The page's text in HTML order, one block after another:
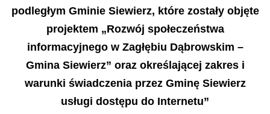
podległym Gminie Siewierz, które zostały objęte
projektem „Rozwój społeczeństwa
informacyjnego w Zagłębiu Dąbrowskim –
Gmina Siewierz” oraz określającej zakres i
warunki świadczenia przez Gminę Siewierz
usługi dostępu do Internetu”